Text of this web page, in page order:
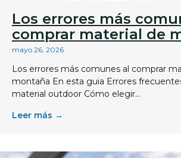
Los errores más
comprar material de
mayo 26, 2026
Los errores más comunes al comprar
montaña En esta guia Errores
material outdoor Cómo elegir...
Leer más →